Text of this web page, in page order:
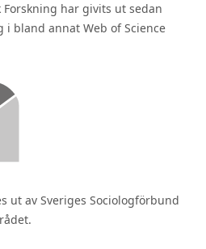
Forskning har givits ut sedan
i bland annat Web of Science
ut av Sveriges Sociologförbund